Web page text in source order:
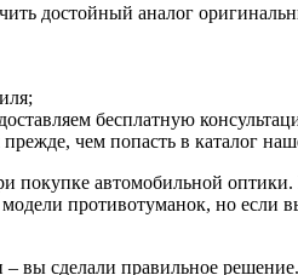
достойный аналог
бесплатную
чем попасть в каталог
автомобильной
противотуманок, но если
вы сделали правильное